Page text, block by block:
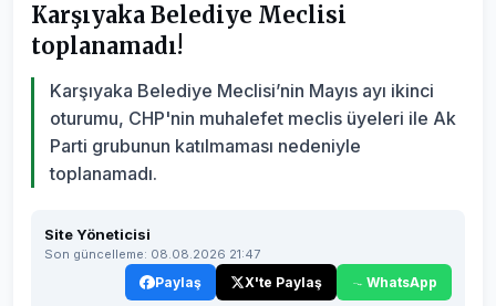
Karşıyaka Belediye Meclisi
toplanamadı!
Karşıyaka Belediye Meclisi’nin Mayıs ayı ikinci
oturumu, CHP'nin muhalefet meclis üyeleri ile Ak
Parti grubunun katılmaması nedeniyle
toplanamadı.
Site Yöneticisi
Son güncelleme: 08.08.2026 21:47
Paylaş X'te Paylaş WhatsApp